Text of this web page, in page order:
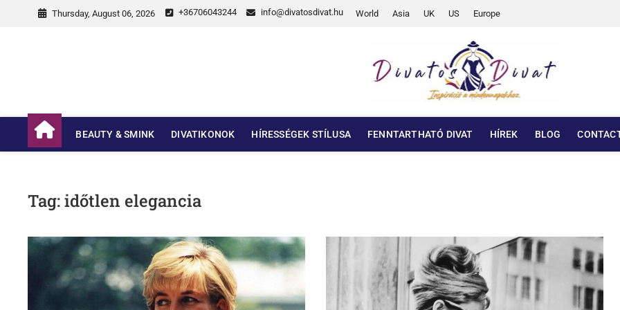
Thursday, August 06, 2026 +36706043244 info@divatosdivat.hu World Asia UK US Europe
DivatosDivat
BEAUTY & SMINK DIVATIKONOK HÍRESSÉGEK STÍLUSA FENNTARTHATÓ DIVAT HÍREK BLOG
Tag:időtlen elegancia